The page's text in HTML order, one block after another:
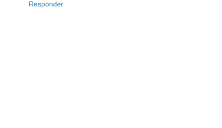
Responder